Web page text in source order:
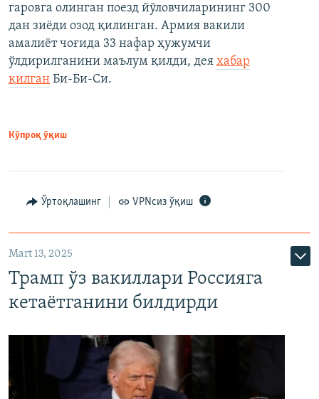
гаровга олинган поезд йўловчиларининг 300
дан зиёди озод қилинган. Армия вакили
амалиёт чоғида 33 нафар ҳужумчи
ўлдирилганини маълум қилди, дея хабар
қилган Би-Би-Си.
Кўпроқ ўқиш
Ўртоқлашинг VPNсиз ўқиш
Mart 13, 2025
Трамп ўз вакиллари Россияга
кетаётганини билдирди